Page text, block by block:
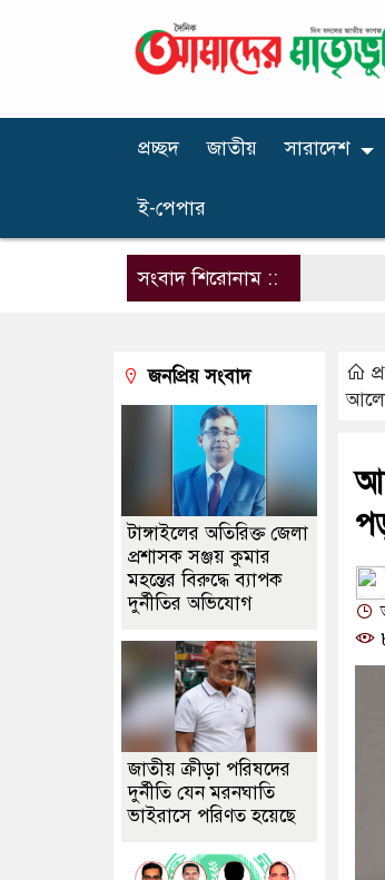
প্রচ্ছদ জাতীয় সারাদেশ
ই-পেপার
সংবাদ শিরোনাম ::
জনপ্রিয় সংবাদ
টাঙ্গাইলের অতিরিক্ত জেলা
প্রশাসক সঞ্জয় কুমার
মহন্তের বিরুদ্ধে ব্যাপক
দুর্নীতির অভিযোগ
জাতীয় ক্রীড়া পরিষদের
দুর্নীতি যেন মরনঘাতি
ভাইরাসে পরিণত হয়েছে